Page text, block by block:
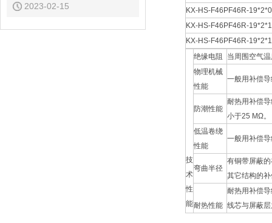
2023-02-15
KX-HS-F46PF46R-
KX-HS-F46PF46R-
KX-HS-F46PF46R-
技
术
性
能
绝缘电阻
当周围空气
物理机械
性能
一般用补偿
防潮性能
耐热用补偿
小于25 MΩ。
低温卷绕
性能
一般用补偿
弯曲半径
有铜带屏蔽
其它结构的
耐热性能
耐热用补偿
线芯与屏蔽